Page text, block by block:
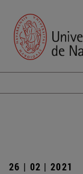
26 | 02 | 2021